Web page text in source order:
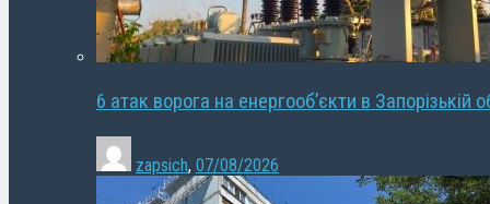
6 атак ворога на енергооб’єкти в Запорізькій
zapsich, 07/08/2026